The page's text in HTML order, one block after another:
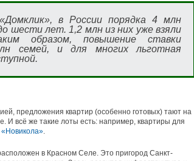
в России порядка 4 млн
шести лет. 1,2 млн из них уже взяли
образом, повышение ставки
семей, и для многих льготная
предложения квартир (особенно готовых) тают на
И всё же такие лоты есть: например, квартиры для
.
в Красном Селе. Это пригород Санкт-